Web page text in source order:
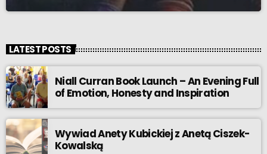
LATEST POSTS
Niall Curran Book Launch – An Evening Full
of Emotion, Honesty and Inspiration
Wywiad Anety Kubickiej z Anetą Ciszek-
Kowalską